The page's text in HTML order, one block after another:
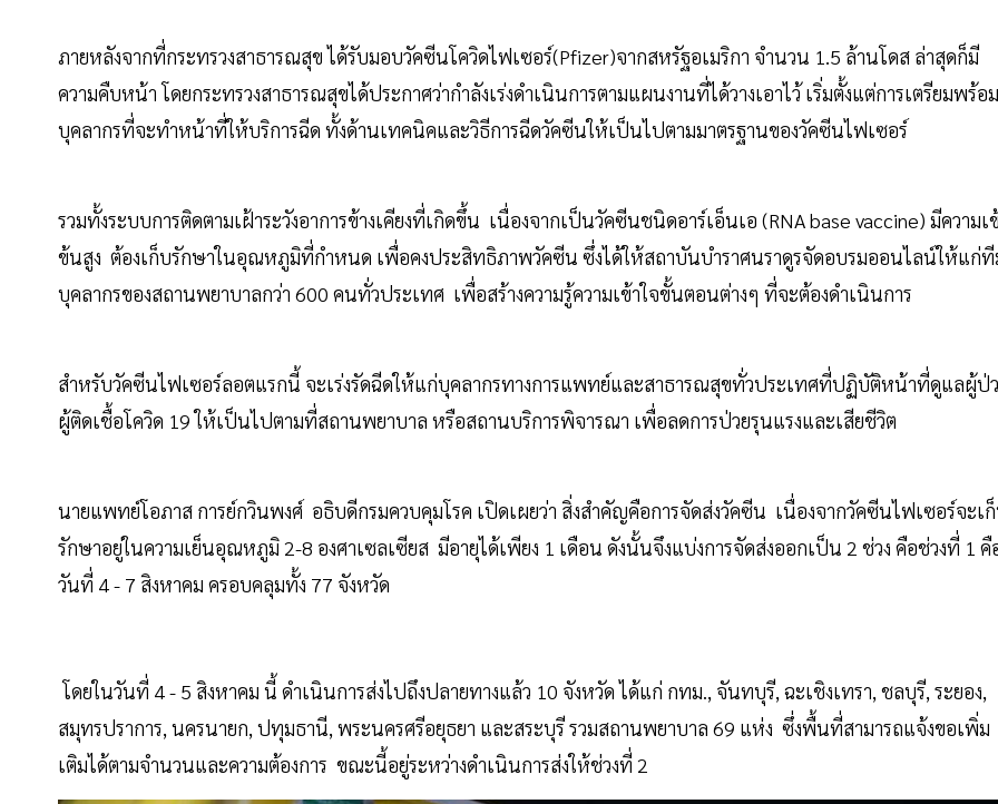
ภายหลังจากที่กระทรวงสาธารณสุข ได้รับมอบวัคซีนโควิดไฟเซอร์(Pfizer)จากสหรัฐอเมริกา จำนวน 1.5 ล้านโดส ล่าสุดก็มี
ความคืบหน้า โดยกระทรวงสาธารณสุขได้ประกาศว่ากำลังเร่งดำเนินการตามแผนงานที่ได้วางเอาไว้ เริ่มตั้งแต่การเตรียมพร้อม
บุคลากรที่จะทำหน้าที่ให้บริการฉีด ทั้งด้านเทคนิคและวิธีการฉีดวัคซีนให้เป็นไปตามมาตรฐานของวัคซีนไฟเซอร์
รวมทั้งระบบการติดตามเฝ้าระวังอาการข้างเคียงที่เกิดขึ้น เนื่องจากเป็นวัคซีนชนิดอาร์เอ็นเอ (RNA base vaccine) มีความเ
ข้นสูง ต้องเก็บรักษาในอุณหภูมิที่กำหนด เพื่อคงประสิทธิภาพวัคซีน ซึ่งได้ให้สถาบันบำราศนราดูรจัดอบรมออนไลน์ให้แก่
บุคลากรของสถานพยาบาลกว่า 600 คนทั่วประเทศ เพื่อสร้างความรู้ความเข้าใจขั้นตอนต่างๆ ที่จะต้องดำเนินการ
สำหรับวัคซีนไฟเซอร์ลอตแรกนี้ จะเร่งรัดฉีดให้แก่บุคลากรทางการแพทย์และสาธารณสุขทั่วประเทศที่ปฏิบัติหน้าที่ดูแลผู้ป่
ผู้ติดเชื้อโควิด 19 ให้เป็นไปตามที่สถานพยาบาล หรือสถานบริการพิจารณา เพื่อลดการป่วยรุนแรงและเสียชีวิต
นายแพทย์โอภาส การย์กวินพงศ์ อธิบดีกรมควบคุมโรค เปิดเผยว่า สิ่งสำคัญคือการจัดส่งวัคซีน เนื่องจากวัคซีนไฟเซอร์จะเ
รักษาอยู่ในความเย็นอุณหภูมิ 2-8 องศาเซลเซียส มีอายุได้เพียง 1 เดือน ดังนั้นจึงแบ่งการจัดส่งออกเป็น 2 ช่วง คือช่วงที่ 1 คื
วันที่ 4 - 7 สิงหาคม ครอบคลุมทั้ง 77 จังหวัด
โดยในวันที่ 4 - 5 สิงหาคม นี้ ดำเนินการส่งไปถึงปลายทางแล้ว 10 จังหวัด ได้แก่ กทม., จันทบุรี, ฉะเชิงเทรา, ชลบุรี, ระยอง,
สมุทรปราการ, นครนายก, ปทุมธานี, พระนครศรีอยุธยา และสระบุรี รวมสถานพยาบาล 69 แห่ง ซึ่งพื้นที่สามารถแจ้งขอเพิ่ม
เติมได้ตามจำนวนและความต้องการ ขณะนี้อยู่ระหว่างดำเนินการส่งให้ช่วงที่ 2